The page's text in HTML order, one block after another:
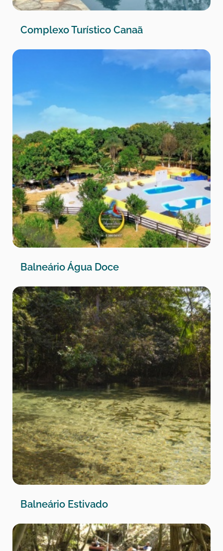
Complexo Turístico Canaã
Balneário Água Doce
Balneário Estivado